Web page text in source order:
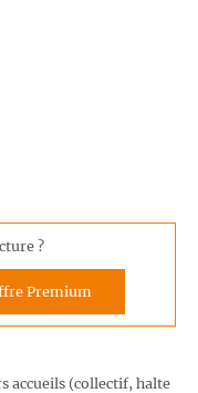
?
Premium
accueils (collectif, halte